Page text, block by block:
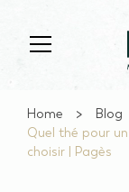
Home
Blog
Quel thé pour
choisir | Pagès